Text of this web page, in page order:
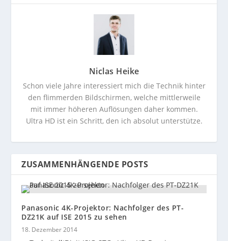
Niclas Heike
Schon viele Jahre interessiert mich die Technik hinter
den flimmerden Bildschirmen, welche mittlerweile
mit immer höheren Auflösungen daher kommen.
Ultra HD ist ein Schritt, den ich absolut unterstütze.
ZUSAMMENHÄNGENDE POSTS
Panasonic 4K-Projektor: Nachfolger des PT-
DZ21K auf ISE 2015 zu sehen
18. Dezember 2014